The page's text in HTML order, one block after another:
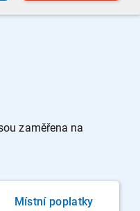
zaměřena na
Místní poplatky